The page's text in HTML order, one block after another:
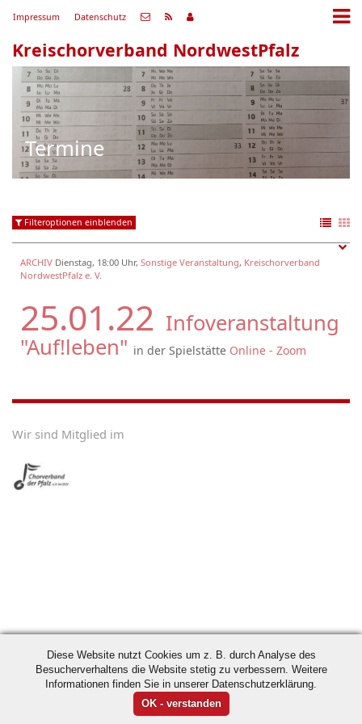
Impressum Datenschutz
Kreischorverband NordwestPfalz
Termine
Filteroptionen einblenden
ARCHIV Dienstag, 18:00 Uhr, Sonstige Veranstaltung, Kreischorverband
NordwestPfalz e. V.
25.01.22 Infoveranstaltung
"Auf!leben" in der Spielstätte Online - Zoom
Wir sind Mitglied im
Diese Website nutzt Cookies um z. B. durch Analyse des
Besucherverhaltens die Website stetig zu verbessern. Weitere
Informationen finden Sie in unserer Datenschutzerklärung.